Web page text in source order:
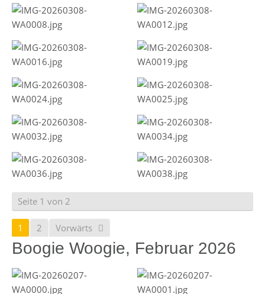
Seite 1 von 2
1 2 Vorwärts
Boogie Woogie, Februar 2026